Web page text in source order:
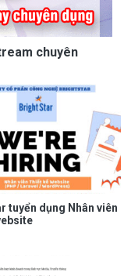
chuyên
tuyển dụng Nhân viên